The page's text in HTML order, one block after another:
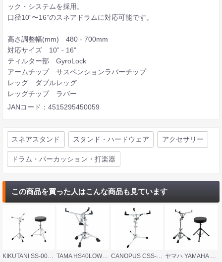
ック・システムを採用。
口径10“〜16”のスネアドラムに対応可能です。
高さ調整幅(mm) 480 - 700mm
対応サイズ 10” - 16”
ティルター部 GyroLock
アームチップ サスペンションラバーチップ
レッグ ダブルレッグ
レッグチップ ラバー
JANコード：4515295450059
スネアスタンド スタンド・ハードウェア アクセサリー
ドラム・パーカッション・打楽器
この商品を買った人はこんな商品も見ています
TAMA HS40LOWN スネアスタンド CANOPUS CSS-2F フラットベース スネアスタンド